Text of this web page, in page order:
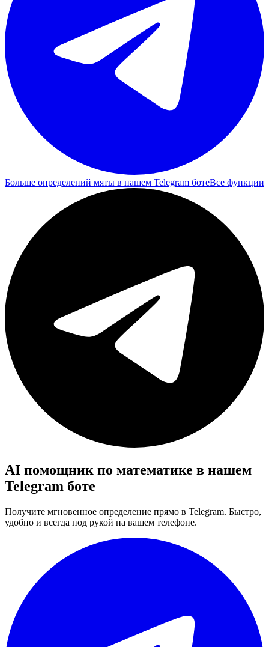
Больше определений мяты в нашем Telegram ботеВсе функции
AI помощник по математике в нашем
Telegram боте
Получите мгновенное определение прямо в Telegram. Быстро,
удобно и всегда под рукой на вашем телефоне.